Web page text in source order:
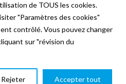
de TOUS les cookies.
"Paramètres des cookies"
contrôlé. Vous pouvez changer
sur "révision du
Rejeter Accepter tout